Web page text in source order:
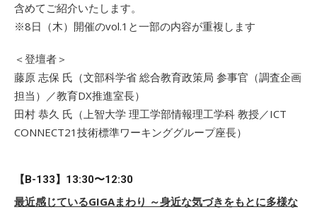
含めてご紹介いたします。
※8日（木）開催のvol.1と一部の内容が重複します
＜登壇者＞
藤原 志保 氏（文部科学省 総合教育政策局 参事官（調査企画
担当）／教育DX推進室長）
田村 恭久 氏（上智大学 理工学部情報理工学科 教授／ICT
CONNECT21技術標準ワーキンググループ座長）
【B-133】13:30〜12:30
最近感じているGIGAまわり ～身近な気づきをもとに多様な